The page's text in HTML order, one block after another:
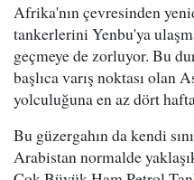
Afrika'nın çevresinden
tankerlerini Yenbu'ya
geçmeye de zorluyor. Bu
başlıca varış noktası olan
yolculuğuna en az dört
Bu güzergahın da kendi
Arabistan normalde